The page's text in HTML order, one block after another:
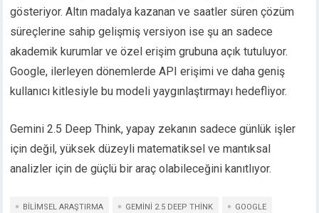
gösteriyor. Altın madalya kazanan ve saatler süren çözüm
süreçlerine sahip gelişmiş versiyon ise şu an sadece
akademik kurumlar ve özel erişim grubuna açık tutuluyor.
Google, ilerleyen dönemlerde API erişimi ve daha geniş
kullanıcı kitlesiyle bu modeli yaygınlaştırmayı hedefliyor.
Gemini 2.5 Deep Think, yapay zekanın sadece günlük işler
için değil, yüksek düzeyli matematiksel ve mantıksal
analizler için de güçlü bir araç olabileceğini kanıtlıyor.
BILIMSEL ARAŞTIRMA GEMINI 2.5 DEEP THINK GOOGLE